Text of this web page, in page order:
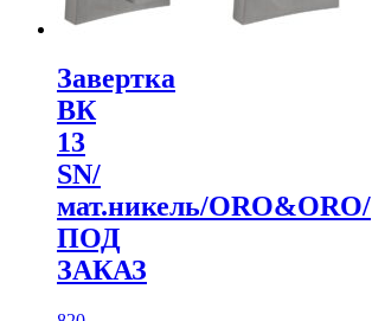
Завертка
ВК
13
SN/
мат.никель/ORO&ORO/
ПОД
ЗАКАЗ